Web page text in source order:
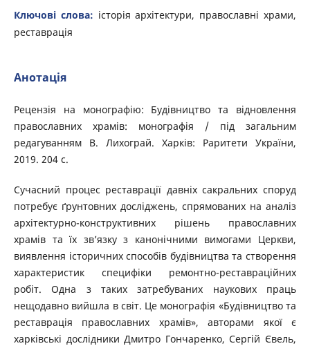
Ключові слова: історія архітектури, православні храми,
реставрація
Анотація
Рецензія на монографію: Будівництво та відновлення
православних храмів: монографія / під загальним
редагуванням В. Лихограй. Харків: Раритети України,
2019. 204 с.
Сучасний процес реставрації давніх сакральних споруд
потребує ґрунтовних досліджень, спрямованих на аналіз
архітектурно-конструктивних рішень православних
храмів та їх зв’язку з канонічними вимогами Церкви,
виявлення історичних способів будівництва та створення
характеристик специфіки ремонтно-реставраційних
робіт. Одна з таких затребуваних наукових праць
нещодавно вийшла в світ. Це монографія «Будівництво та
реставрація православних храмів», авторами якої є
харківські дослідники Дмитро Гончаренко, Сергій Євель,